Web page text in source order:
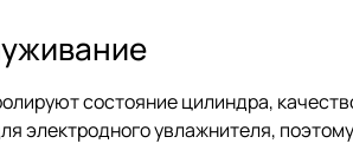
состояние цилиндра,
электродного увлажнителя,